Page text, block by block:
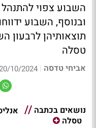
השבוע צפוי
ובנוסף, השבוע
תוצאותיהן לרבעון
טסלה
אביחי טדסה |
20/10/2024 16:30
נושאים בכתבה
טסלה